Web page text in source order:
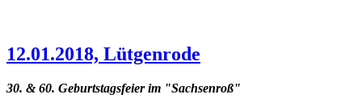
12.01.2018, Lütgenrode
30. & 60. Geburtstagsfeier im "Sachsenroß"